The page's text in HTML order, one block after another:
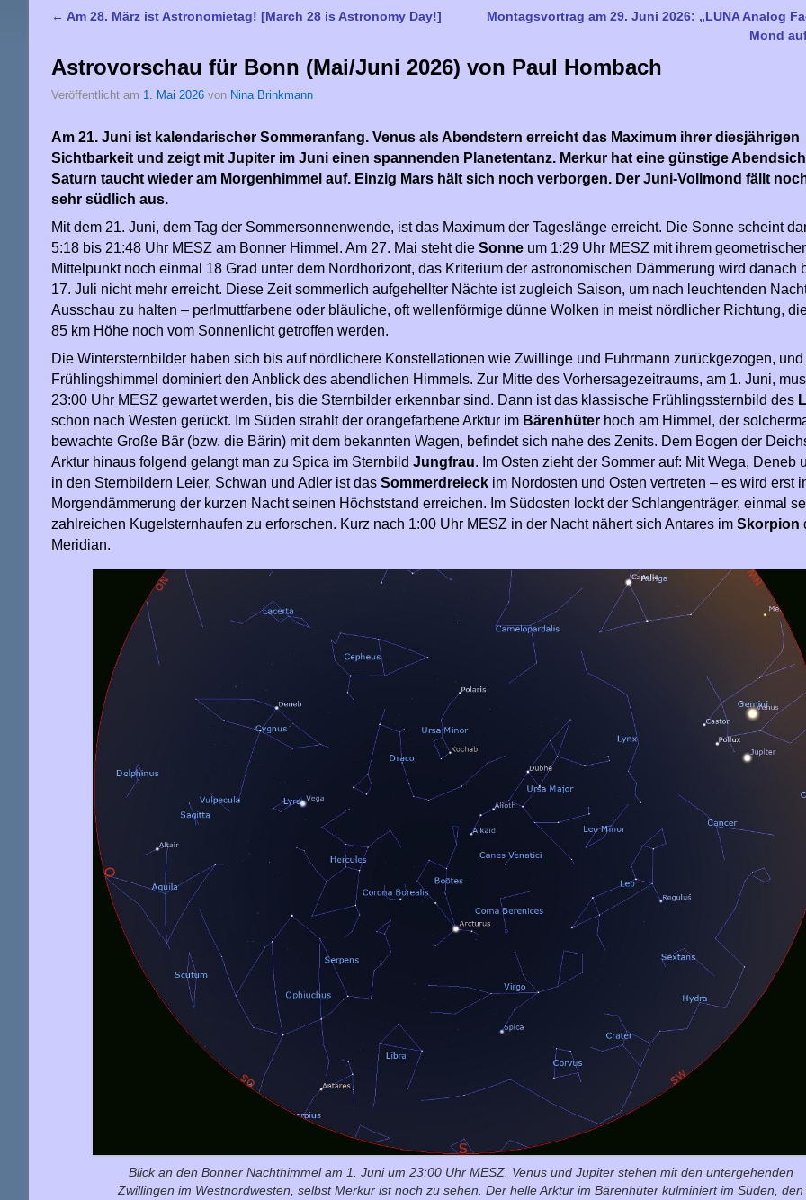
Artikelnavigation
← Am 28. März ist Astronomietag! [March 28 is Astronomy Day!]
Montagsvortrag am 29. Juni 2026: „LUNA Analog
Mond
Astrovorschau für Bonn (Mai/Juni 2026) von Paul Hombach
Veröffentlicht am 1. Mai 2026 von Nina Brinkmann
Am 21. Juni ist kalendarischer Sommeranfang. Venus als Abendstern erreicht das Maximum ihrer diesjährigen
Sichtbarkeit und zeigt mit Jupiter im Juni einen spannenden Planetentanz. Merkur hat eine günstige
Saturn taucht wieder am Morgenhimmel auf. Einzig Mars hält sich noch verborgen. Der Juni-Vollmond fällt
sehr südlich aus.
Mit dem 21. Juni, dem Tag der Sommersonnenwende, ist das Maximum der Tageslänge erreicht. Die Sonne scheint
5:18 bis 21:48 Uhr MESZ am Bonner Himmel. Am 27. Mai steht die Sonne um 1:29 Uhr MESZ mit ihrem
Mittelpunkt noch einmal 18 Grad unter dem Nordhorizont, das Kriterium der astronomischen Dämmerung wird danach
17. Juli nicht mehr erreicht. Diese Zeit sommerlich aufgehellter Nächte ist zugleich Saison, um nach leuchtenden
Ausschau zu halten – perlmuttfarbene oder bläuliche, oft wellenförmige dünne Wolken in meist nördlicher Richtung,
85 km Höhe noch vom Sonnenlicht getroffen werden.
Die Wintersternbilder haben sich bis auf nördlichere Konstellationen wie Zwillinge und Fuhrmann zurückgezogen, und
Frühlingshimmel dominiert den Anblick des abendlichen Himmels. Zur Mitte des Vorhersagezeitraums, am 1. Juni,
23:00 Uhr MESZ gewartet werden, bis die Sternbilder erkennbar sind. Dann ist das klassische Frühlingssternbild des
schon nach Westen gerückt. Im Süden strahlt der orangefarbene Arktur im Bärenhüter hoch am Himmel, der
bewachte Große Bär (bzw. die Bärin) mit dem bekannten Wagen, befindet sich nahe des Zenits. Dem Bogen der
Arktur hinaus folgend gelangt man zu Spica im Sternbild Jungfrau. Im Osten zieht der Sommer auf: Mit Wega, Deneb
in den Sternbildern Leier, Schwan und Adler ist das Sommerdreieck im Nordosten und Osten vertreten – es wird erst
Morgendämmerung der kurzen Nacht seinen Höchststand erreichen. Im Südosten lockt der Schlangenträger, einmal
zahlreichen Kugelsternhaufen zu erforschen. Kurz nach 1:00 Uhr MESZ in der Nacht nähert sich Antares im Skorpion
Meridian.
Blick an den Bonner Nachthimmel am 1. Juni um 23:00 Uhr MESZ. Venus und Jupiter stehen mit den untergehenden
Zwillingen im Westnordwesten, selbst Merkur ist noch zu sehen. Der helle Arktur im Bärenhüter kulminiert im Süden, den